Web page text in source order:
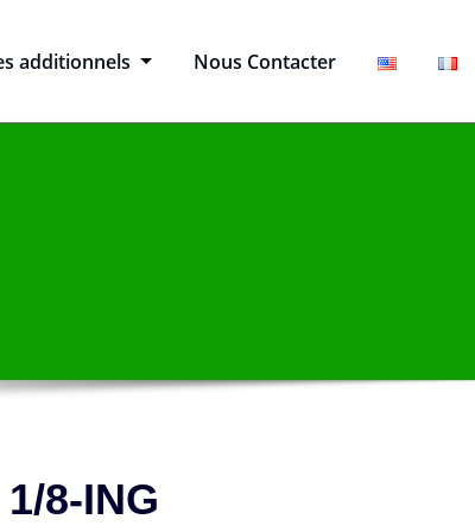
additionnels Nous Contacter
8-ING